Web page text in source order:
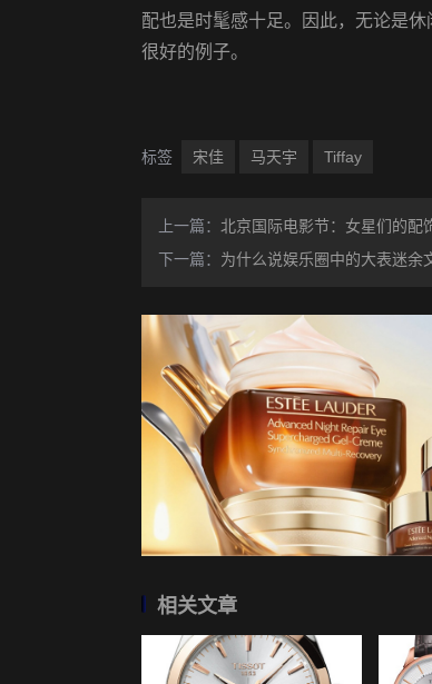
配也是时髦感十足。因此，无论是
很好的例子。
标签 宋佳 马天宇 Tiffay
上一篇： 北京国际电影节：女星们的配
下一篇： 为什么说娱乐圈中的大表迷余
相关文章